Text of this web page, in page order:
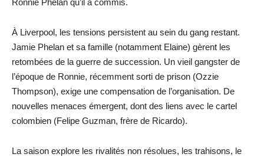
Ronnie Phelan qu’il a commis.
À Liverpool, les tensions persistent au sein du gang restant.
Jamie Phelan et sa famille (notamment Elaine) gèrent les
retombées de la guerre de succession. Un vieil gangster de
l’époque de Ronnie, récemment sorti de prison (Ozzie
Thompson), exige une compensation de l’organisation. De
nouvelles menaces émergent, dont des liens avec le cartel
colombien (Felipe Guzman, frère de Ricardo).
La saison explore les rivalités non résolues, les trahisons, le